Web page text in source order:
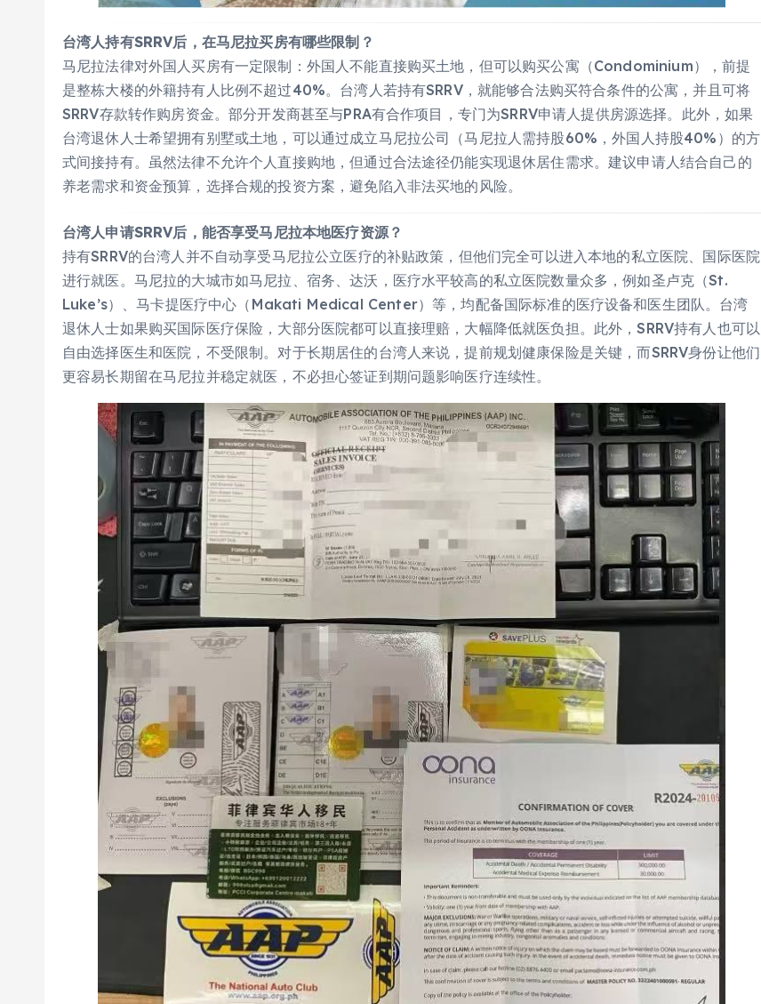
台湾人持有SRRV后，在马尼拉买房有哪些限制？
马尼拉法律对外国人买房有一定限制：外国人不能直接购买土地，但可以购买公寓（Condominium），前提
是整栋大楼的外籍持有人比例不超过40%。台湾人若持有SRRV，就能够合法购买符合条件的公寓，并且可将
SRRV存款转作购房资金。部分开发商甚至与PRA有合作项目，专门为SRRV申请人提供房源选择。此外，如果
台湾退休人士希望拥有别墅或土地，可以通过成立马尼拉公司（马尼拉人需持股60%，外国人持股40%）的方
式间接持有。虽然法律不允许个人直接购地，但通过合法途径仍能实现退休居住需求。建议申请人结合自己的
养老需求和资金预算，选择合规的投资方案，避免陷入非法买地的风险。
台湾人申请SRRV后，能否享受马尼拉本地医疗资源？
持有SRRV的台湾人并不自动享受马尼拉公立医疗的补贴政策，但他们完全可以进入本地的私立医院、国际医院
进行就医。马尼拉的大城市如马尼拉、宿务、达沃，医疗水平较高的私立医院数量众多，例如圣卢克（St.
Luke’s）、马卡提医疗中心（Makati Medical Center）等，均配备国际标准的医疗设备和医生团队。台湾
退休人士如果购买国际医疗保险，大部分医院都可以直接理赔，大幅降低就医负担。此外，SRRV持有人也可以
自由选择医生和医院，不受限制。对于长期居住的台湾人来说，提前规划健康保险是关键，而SRRV身份让他们
更容易长期留在马尼拉并稳定就医，不必担心签证到期问题影响医疗连续性。